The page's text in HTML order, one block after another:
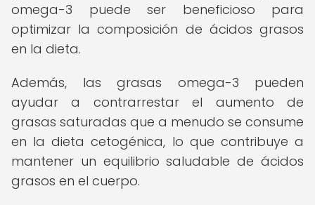
omega-3 puede ser beneficioso para
optimizar la composición de ácidos grasos
en la dieta.
Además, las grasas omega-3 pueden
ayudar a contrarrestar el aumento de
grasas saturadas que a menudo se consume
en la dieta cetogénica, lo que contribuye a
mantener un equilibrio saludable de ácidos
grasos en el cuerpo.